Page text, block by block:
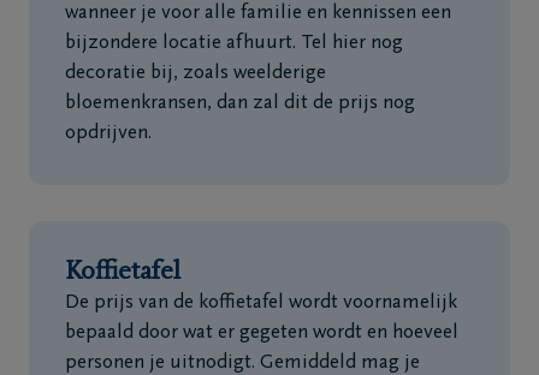
wanneer je voor alle familie en kennissen een
bijzondere locatie afhuurt. Tel hier nog
decoratie bij, zoals weelderige
bloemenkransen, dan zal dit de prijs nog
opdrijven.
Koffietafel
De prijs van de koffietafel wordt voornamelijk
bepaald door wat er gegeten wordt en hoeveel
personen je uitnodigt. Gemiddeld mag je